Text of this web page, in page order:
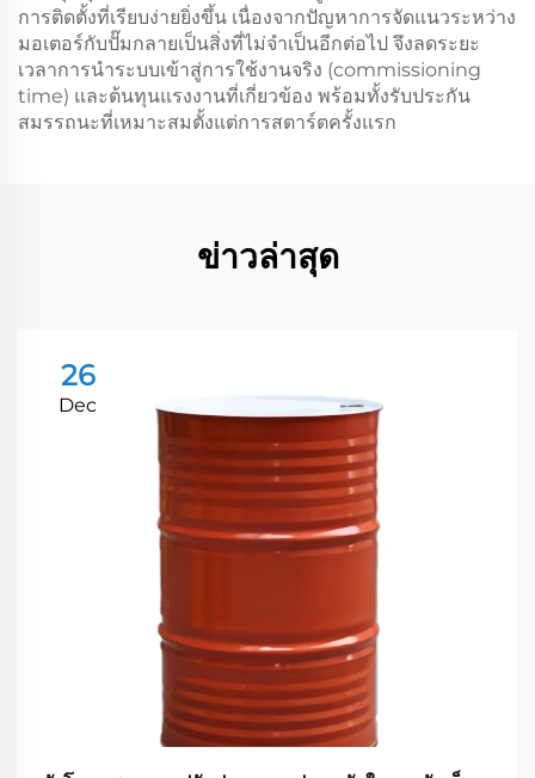
การติดตั้งที่เรียบง่ายยิ่งขึ้น เนื่องจากปัญหาการจัดแนวระหว่าง
มอเตอร์กับปั๊มกลายเป็นสิ่งที่ไม่จำเป็นอีกต่อไป จึงลดระยะ
เวลาการนำระบบเข้าสู่การใช้งานจริง (commissioning
time) และต้นทุนแรงงานที่เกี่ยวข้อง พร้อมทั้งรับประกัน
สมรรถนะที่เหมาะสมตั้งแต่การสตาร์ตครั้งแรก
ข่าวล่าสุด
26
Dec